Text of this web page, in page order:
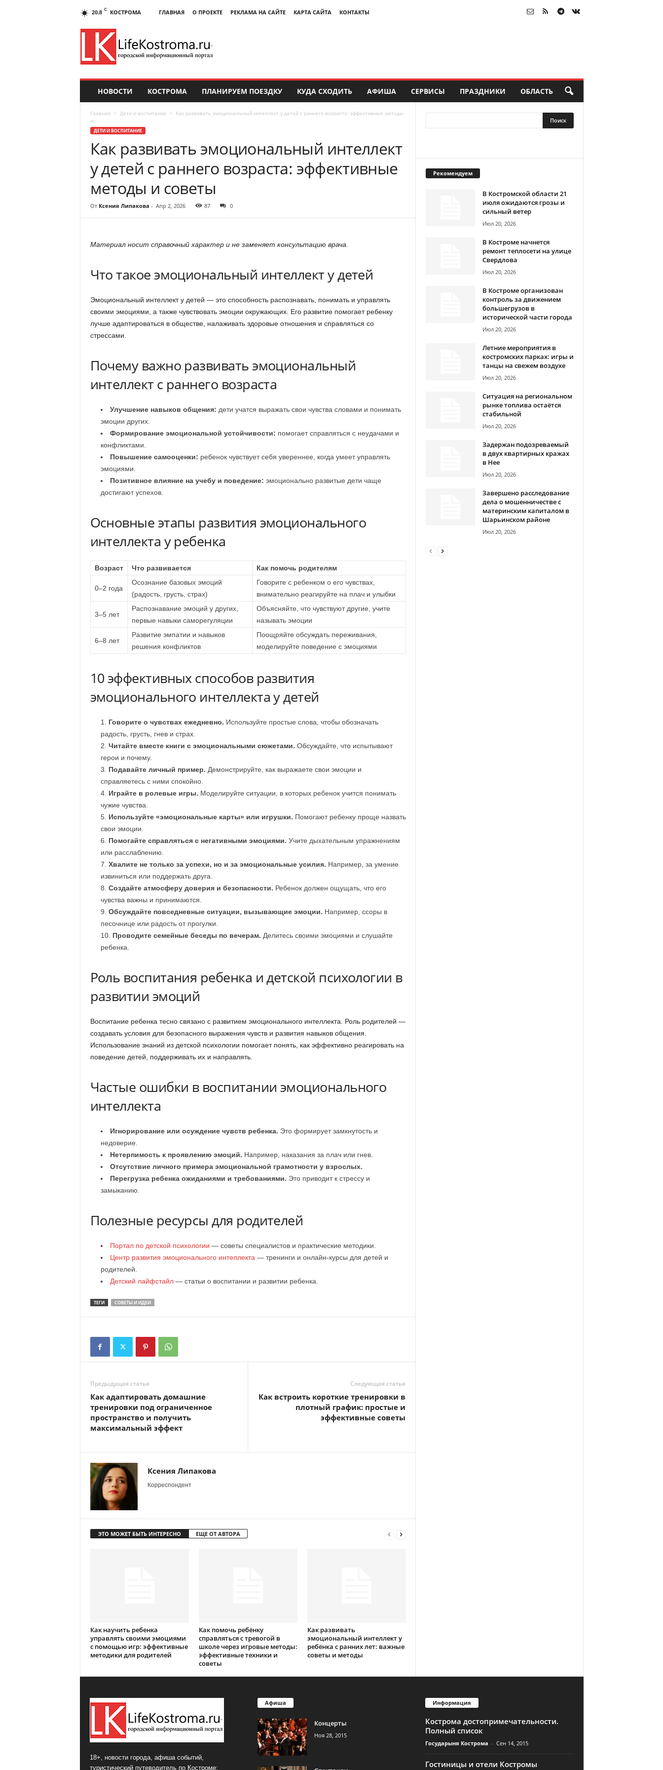
20.8 C КОСТРОМА ГЛАВНАЯ О ПРОЕКТЕ РЕКЛАМА НА САЙТЕ КАРТА САЙТА КОНТАКТЫ
НОВОСТИ КОСТРОМА ПЛАНИРУЕМ ПОЕЗДКУ КУДА СХОДИТЬ АФИША СЕРВИСЫ ПРАЗДНИКИ ОБЛАСТЬ
Главная Дети и воспитание
Как развивать эмоциональный интеллект у детей с раннего возраста: эффективные методы
и...
ДЕТИ И ВОСПИТАНИЕ
Как развивать эмоциональный интеллект
у детей с раннего возраста: эффективные
методы и советы
От Ксения Липакова - Апр 2, 2026 87 0
Материал носит справочный характер и не заменяет консультацию врача.
Что такое эмоциональный интеллект у детей
Эмоциональный интеллект у детей — это способность распознавать, понимать и управлять
своими эмоциями, а также чувствовать эмоции окружающих. Его развитие помогает ребенку
лучше адаптироваться в обществе, налаживать здоровые отношения и справляться со
стрессами.
Почему важно развивать эмоциональный
интеллект с раннего возраста
Улучшение навыков общения: дети учатся выражать свои чувства словами и понимать
эмоции других.
Формирование эмоциональной устойчивости: помогает справляться с неудачами и
конфликтами.
Повышение самооценки: ребенок чувствует себя увереннее, когда умеет управлять
эмоциями.
Позитивное влияние на учебу и поведение: эмоционально развитые дети чаще
достигают успехов.
Основные этапы развития эмоционального
интеллекта у ребенка
Возраст Что развивается Как помочь родителям
0–2 года
Осознание базовых эмоций
(радость, грусть, страх)
Говорите с ребенком о его чувствах,
внимательно реагируйте на плач и улыбки
3–5 лет
Распознавание эмоций у других,
первые навыки саморегуляции
Объясняйте, что чувствуют другие, учите
называть эмоции
6–8 лет
Развитие эмпатии и навыков
решения конфликтов
Поощряйте обсуждать переживания,
моделируйте поведение с эмоциями
10 эффективных способов развития
эмоционального интеллекта у детей
Говорите о чувствах ежедневно. Используйте простые слова, чтобы обозначать
радость, грусть, гнев и страх.
Читайте вместе книги с эмоциональными сюжетами. Обсуждайте, что испытывают
герои и почему.
Подавайте личный пример. Демонстрируйте, как выражаете свои эмоции и
справляетесь с ними спокойно.
Играйте в ролевые игры. Моделируйте ситуации, в которых ребенок учится понимать
чужие чувства.
Используйте «эмоциональные карты» или игрушки. Помогают ребенку проще назвать
свои эмоции.
Помогайте справляться с негативными эмоциями. Учите дыхательным упражнениям
или расслаблению.
Хвалите не только за успехи, но и за эмоциональные усилия. Например, за умение
извиниться или поддержать друга.
Создайте атмосферу доверия и безопасности. Ребенок должен ощущать, что его
чувства важны и принимаются.
Обсуждайте повседневные ситуации, вызывающие эмоции. Например, ссоры в
песочнице или радость от прогулки.
Проводите семейные беседы по вечерам. Делитесь своими эмоциями и слушайте
ребенка.
Роль воспитания ребенка и детской психологии в
развитии эмоций
Воспитание ребенка тесно связано с развитием эмоционального интеллекта. Роль родителей —
создавать условия для безопасного выражения чувств и развития навыков общения.
Использование знаний из детской психологии помогает понять, как эффективно реагировать на
поведение детей, поддерживать их и направлять.
Частые ошибки в воспитании эмоционального
интеллекта
Игнорирование или осуждение чувств ребенка. Это формирует замкнутость и
недоверие.
Нетерпимость к проявлению эмоций. Например, наказания за плач или гнев.
Отсутствие личного примера эмоциональной грамотности у взрослых.
Перегрузка ребенка ожиданиями и требованиями. Это приводит к стрессу и
замыканию.
Полезные ресурсы для родителей
Портал по детской психологии — советы специалистов и практические методики.
Центр развития эмоционального интеллекта — тренинги и онлайн-курсы для детей и
родителей.
Детский лайфстайл— статьи о воспитании и развитии ребенка.
ТЕГИ СОВЕТЫ И ИДЕИ
Предыдущая статья
Как адаптировать домашние
тренировки под ограниченное
пространство и получить
максимальный эффект
Следующая статья
Как встроить короткие тренировки в
плотный график: простые и
эффективные советы
Ксения Липакова
Корреспондент
ЭТО МОЖЕТ БЫТЬ ИНТЕРЕСНО ЕЩЕ ОТ АВТОРА
Как научить ребенка
управлять своими эмоциями
с помощью игр: эффективные
методики для родителей
Как помочь ребёнку
справляться с тревогой в
школе через игровые методы:
эффективные техники и
советы
Как развивать
эмоциональный интеллект у
ребёнка с ранних лет: важные
советы и методы
Рекомендуем
В Костромской области 21
июля ожидаются грозы и
сильный ветер
Июл 20, 2026
В Костроме начнется
ремонт теплосети на улице
Свердлова
Июл 20, 2026
В Костроме организован
контроль за движением
большегрузов в
исторической части города
Июл 20, 2026
Летние мероприятия в
костромских парках: игры и
танцы на свежем воздухе
Июл 20, 2026
Ситуация на региональном
рынке топлива остаётся
стабильной
Июл 20, 2026
Задержан подозреваемый
в двух квартирных кражах
в Нее
Июл 20, 2026
Завершено расследование
дела о мошенничестве с
материнским капиталом в
Шарьинском районе
Июл 20, 2026
18+, новости города, афиша событий,
туристический путеводитель по Костроме:
Афиша
Концерты
Ноя 28, 2015
Информация
Кострома достопримечательности.
Полный список
Государыня Кострома - Сен 14, 2015
Гостиницы и отели Костромы